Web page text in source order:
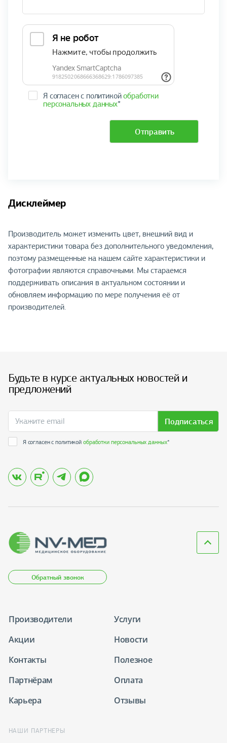
Я согласен с политикойобработки
персональных данных*
Отправить
Дисклеймер
Производитель может изменить цвет, внешний вид и
характеристики товара без дополнительного уведомления,
поэтому размещенные на нашем сайте характеристики и
фотографии являются справочными. Мы стараемся
поддерживать описания в актуальном состоянии и
обновляем информацию по мере получения её от
производителей.
Будьте в курсе актуальных новостей и
предложений
Подписаться
Я согласен с политикойобработки персональных данных*
Обратный звонок
Производители
Услуги
Акции
Новости
Контакты
Полезное
Партнёрам
Оплата
Карьера
Отзывы
НАШИ ПАРТНЕРЫ